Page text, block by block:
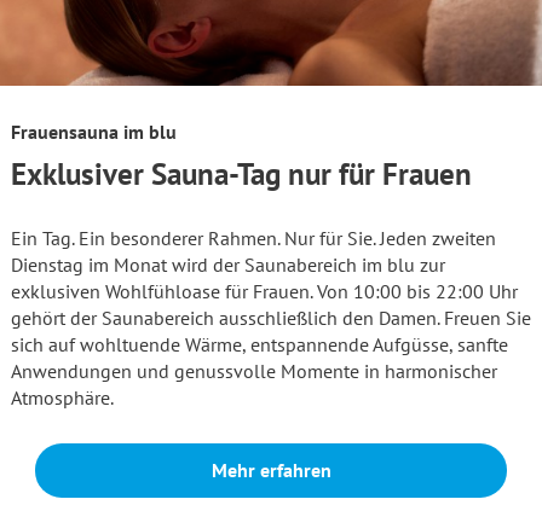
Frauensauna im blu
Exklusiver Sauna-Tag nur für Frauen
Ein Tag. Ein besonderer Rahmen. Nur für Sie. Jeden zweiten
Dienstag im Monat wird der Saunabereich im blu zur
exklusiven Wohlfühloase für Frauen. Von 10:00 bis 22:00 Uhr
gehört der Saunabereich ausschließlich den Damen. Freuen Sie
sich auf wohltuende Wärme, entspannende Aufgüsse, sanfte
Anwendungen und genussvolle Momente in harmonischer
Atmosphäre.
Mehr erfahren